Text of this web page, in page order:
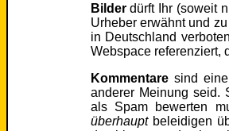
Bilderdürft Ihr (soweit
Urheber erwähnt und
in Deutschland
Webspace referenziert,
Kommentare sind
anderer Meinung seid.
als Spam bewerten
überhauptbeleidigen